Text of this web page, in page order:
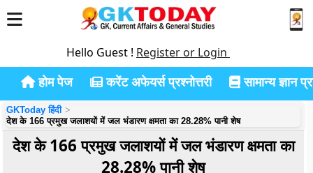
Hello Guest ! Register or Login
होम पेज करेंट अफेयर्स प्रश्नोत्तरी सामान्य ज्ञान
GKToday हिंदी
देश के 166 प्रमुख जलाशयों में जल भंडारण क्षमता का 28.28% पानी शेष
देश के 166 प्रमुख जलाशयों में जल भंडारण क्षमता का
28.28% पानी शेष